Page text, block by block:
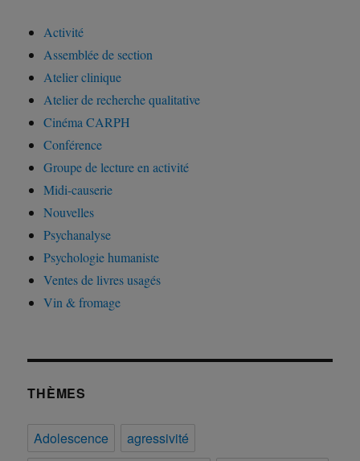
Activité
Assemblée de section
Atelier clinique
Atelier de recherche qualitative
Cinéma CARPH
Conférence
Groupe de lecture en activité
Midi-causerie
Nouvelles
Psychanalyse
Psychologie humaniste
Ventes de livres usagés
Vin & fromage
THÈMES
Adolescence
agressivité